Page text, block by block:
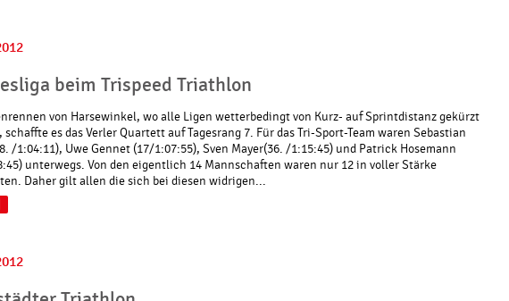
beim Trispeed Triathlon
von Harsewinkel, wo alle Ligen wetterbedingt von Kurz- auf Sprintdistanz gekürzt
schaffte es das Verler Quartett auf Tagesrang 7. Für das Tri-Sport-Team waren Sebastian
/1:04:11), Uwe Gennet (17/1:07:55), Sven Mayer(36. /1:15:45) und Patrick Hosemann
unterwegs. Von den eigentlich 14 Mannschaften waren nur 12 in voller Stärke
Daher gilt allen die sich bei diesen widrigen...